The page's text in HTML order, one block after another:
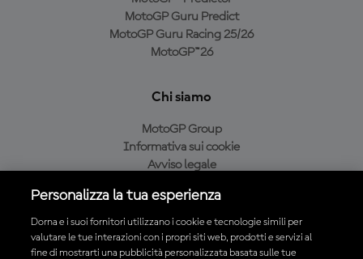
MotoGP Guru Predict
MotoGP Guru Racing 25/26
MotoGP™26
Chi siamo
MotoGP Group
Informativa sui cookie
Avviso legale
Condizioni di acquisto
Personalizza la tua esperienza
Dorna e i suoi fornitori utilizzano i cookie e tecnologie simili per
valutare le tue interazioni con i propri siti web, prodotti e servizi al
fine di mostrarti una pubblicità personalizzata basata sulle tue